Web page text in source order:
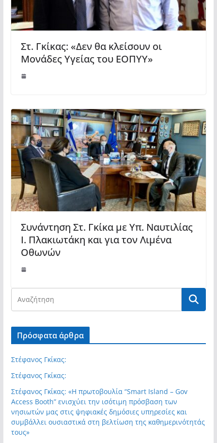
Στ. Γκίκας: «Δεν θα κλείσουν οι
Μονάδες Υγείας του ΕΟΠΥΥ»
Συνάντηση Στ. Γκίκα με Υπ. Ναυτιλίας
Ι. Πλακιωτάκη και για τον Λιμένα
Οθωνών
Πρόσφατα άρθρα
Στέφανος Γκίκας:
Στέφανος Γκίκας:
Στέφανος Γκίκας: «Η πρωτοβουλία “Smart Island – Gov
Access Booth” ενισχύει την ισότιμη πρόσβαση των
νησιωτών μας στις ψηφιακές δημόσιες υπηρεσίες και
συμβάλλει ουσιαστικά στη βελτίωση της καθημερινότητάς
τους»